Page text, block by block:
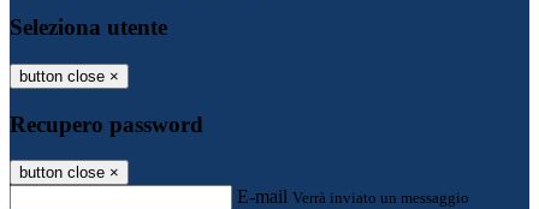
Seleziona utente
button close ×
Recupero password
button close ×
E-mail Verrà inviato un messaggio